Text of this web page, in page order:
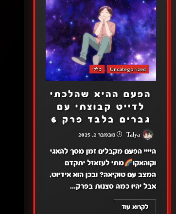
Uncategorized כללי
הפעם ההיא שהלכתי
לדייט קבוצתי עם
גברים בלבד פרק 6
נובמבר 2, 2025
היייי הפעם מקבלים זמן מסך להאגי
וקוהאקו
מתי לעזאזל יתקדם
המצב עם טוקיאה? ובכן הוא אידיוט,
אבל יהיו כמה סצנות בפרק...
לקרוא עוד